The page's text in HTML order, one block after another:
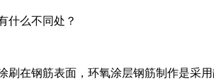
什么不同处？
在钢筋表面，环氧涂层钢筋制作是采